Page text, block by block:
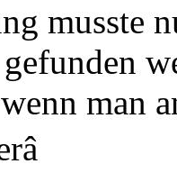
musste
man